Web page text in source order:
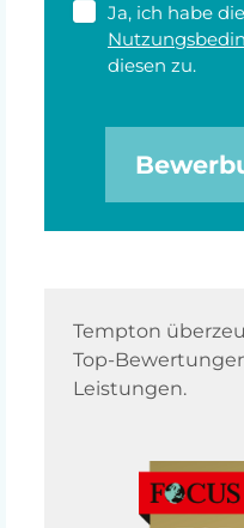
Ja, ich habe die
diesen zu.
Tempton
Top-
Leistungen.